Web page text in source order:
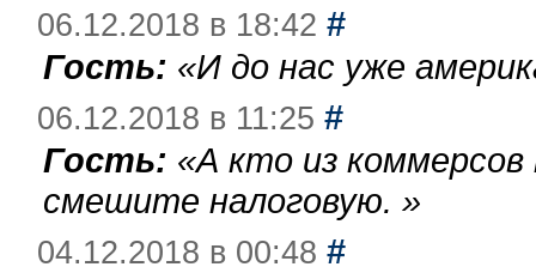
06.12.2018 в 18:42 #
Гость: «И до нас уже
06.12.2018 в 11:25 #
Гость: «А кто из
смешите налоговую. »
04.12.2018 в 00:48 #